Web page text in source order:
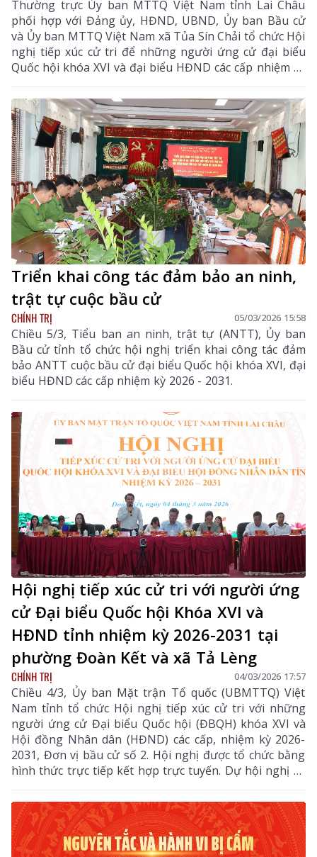
Thường trực Ủy ban MTTQ Việt Nam tỉnh Lai Châu
phối hợp với Đảng ủy, HĐND, UBND, Ủy ban Bầu cử
và Ủy ban MTTQ Việt Nam xã Tủa Sín Chải tổ chức Hội
nghị tiếp xúc cử tri để những người ứng cử đại biểu
Quốc hội khóa XVI và đại biểu HĐND các cấp nhiệm kỳ
2026 – 2031 thực hiện quyền vận động bầu cử.
Triển khai công tác đảm bảo an ninh,
trật tự cuộc bầu cử
CHÍNH TRỊ 05/03/2026 15:58
Chiều 5/3, Tiểu ban an ninh, trật tự (ANTT), Ủy ban
Bầu cử tỉnh tổ chức hội nghị triển khai công tác đảm
bảo ANTT cuộc bầu cử đại biểu Quốc hội khóa XVI, đại
biểu HĐND các cấp nhiệm kỳ 2026 - 2031.
Hội nghị tiếp xúc cử tri với người ứng
cử Đại biểu Quốc hội Khóa XVI và
HĐND tỉnh nhiệm kỳ 2026-2031 tại
phường Đoàn Kết và xã Tả Lèng
CHÍNH TRỊ 04/03/2026 17:57
Chiều 4/3, Ủy ban Mặt trận Tổ quốc (UBMTTQ) Việt
Nam tỉnh tổ chức Hội nghị tiếp xúc cử tri với những
người ứng cử Đại biểu Quốc hội (ĐBQH) khóa XVI và
Hội đồng Nhân dân (HĐND) các cấp, nhiệm kỳ 2026-
2031, Đơn vị bầu cử số 2. Hội nghị được tổ chức bằng
hình thức trực tiếp kết hợp trực tuyến. Dự hội nghị có
các đồng chí: Sùng A Hồ - Phó Bí thư Thường trực
Tỉnh ủy; Hà Quang Trung - Phó Bí thư Tỉnh ủy, Chủ
tịch UBND tỉnh; các đại biểu ứng cử ĐBQH và HĐND
nhiệm kỳ 2026-2031. Cùng đông đảo cử tri của
phường Đoàn Kết và xã Tả Lèng.